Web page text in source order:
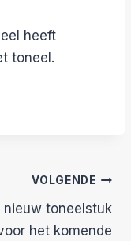
heeft
toneel.
VOLGENDE
nieuw toneelstuk
het komende